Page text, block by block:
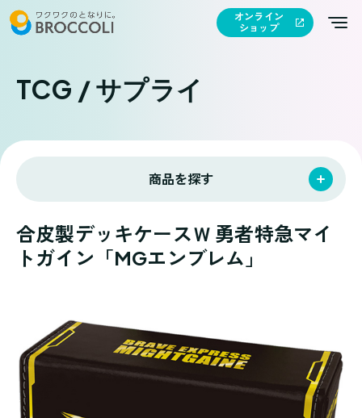
オンライン
ショップ
TCG / サプライ
商品を探す
合皮製デッキケースＷ 勇者特急マイ
トガイン「MGエンブレム」